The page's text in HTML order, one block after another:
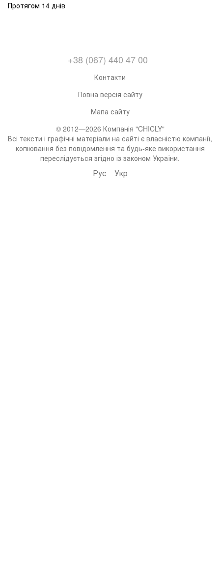
Протягом 14 днів
+38 (067) 440 47 00
Контакти
Повна версія сайту
Мапа сайту
© 2012—2026 Компанія "CHICLY"
Всі тексти і графічні матеріали на сайті є власністю компанії,
копіювання без повідомлення та будь-яке використання
переслідується згідно із законом України.
Рус Укр